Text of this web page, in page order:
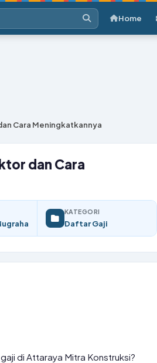
Home
Cara Meningkatkannya
dan Cara
KATEGORI
Daftar Gaji
di Attaraya Mitra Konstruksi?